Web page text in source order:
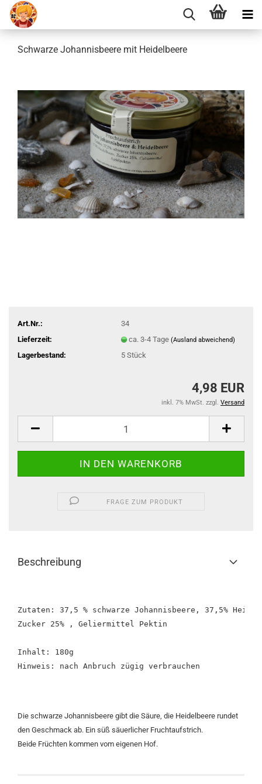
Schwarze Johannisbeere mit Heidelbeere
Art.Nr.:
34
Lieferzeit:
ca. 3-4 Tage (Ausland abweichend)
Lagerbestand: 5 Stück
4,98 EUR
inkl. 7% MwSt. zzgl. Versand
FRAGE ZUM PRODUKT
Beschreibung
Zutaten: 37,5 % schwarze Johannisbeere, 37,5%
Zucker 25% , Geliermittel Pektin
Inhalt: 180g
Hinweis: nach Anbruch zügig verbrauchen
Die schwarze Johannisbeere gibt die Säure, die Heidelbeere rundet
den Geschmack ab. Ein süß säuerlicher Fruchtaufstrich.
Beide Früchten kommen vom eigenen Hof.